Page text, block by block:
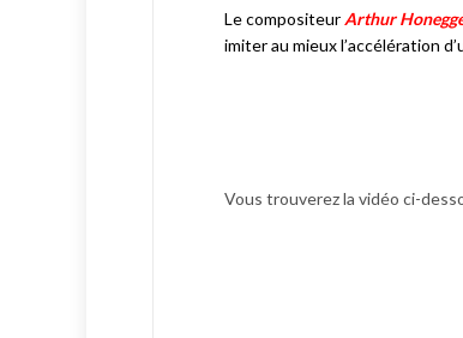
Le compositeur Arthur
imiter au mieuxl’accélération
Vous trouverez la vidéo ci-